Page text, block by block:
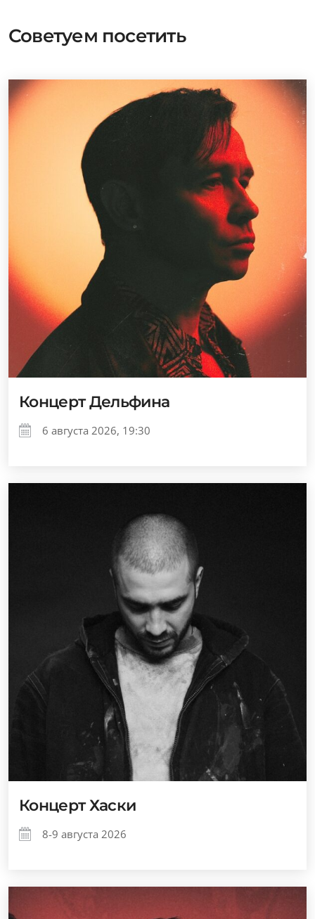
Советуем посетить
Концерт Дельфина
6 августа 2026, 19:30
Концерт Хаски
8-9 августа 2026